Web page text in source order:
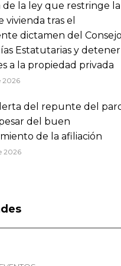
de la ley que restringe la
vivienda tras el
dictamen del Consejo
Estatutarias y detener
a la propiedad privada
2026
del repunte del
del buen
de la afiliación
2026